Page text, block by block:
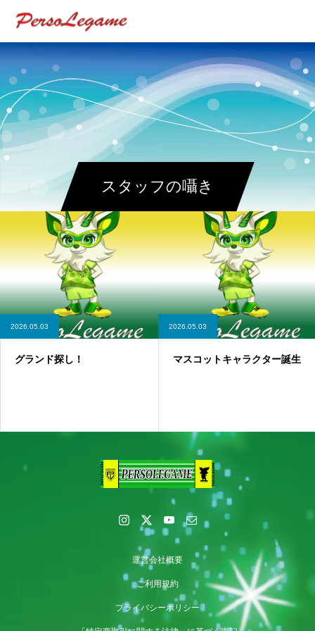
スタッフの囁き
2026.05.03
グランド探し！
2026.05.03
マスコットキャラクター誕生
運営会社概要
ご利用規約
プライバシーポリシー